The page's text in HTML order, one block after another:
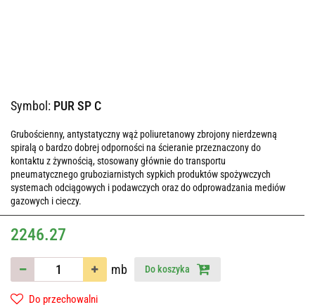
Symbol: PUR SP C
Grubościenny, antystatyczny wąż poliuretanowy zbrojony nierdzewną
spiralą o bardzo dobrej odporności na ścieranie przeznaczony do
kontaktu z żywnością, stosowany głównie do transportu
pneumatycznego gruboziarnistych sypkich produktów spożywczych
systemach odciągowych i podawczych oraz do odprowadzania mediów
gazowych i cieczy.
2246.27
mb Do koszyka
Do przechowalni